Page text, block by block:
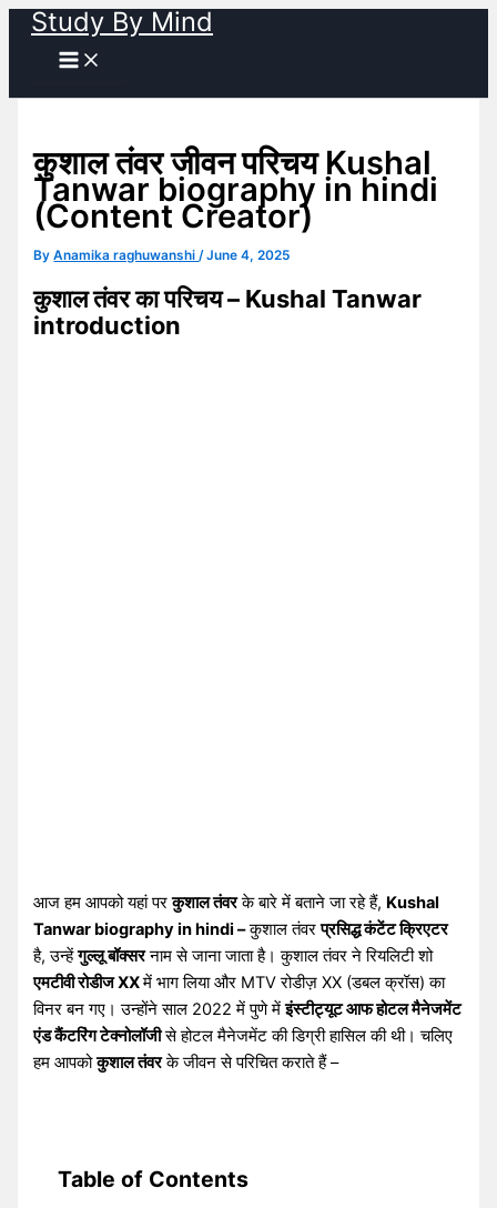
Skip
content
Study By Mind
कुशाल तंवर जीवन परिचय Kushal
Tanwar biography in hindi
(Content Creator)
ByAnamika raghuwanshi/June 4, 2025
कुशाल तंवर का परिचय – Kushal Tanwar
introduction
आज हम आपको यहां परकुशाल तंवरके बारे में बताने जा रहे हैं, Kushal
Tanwar biography in hindi –कुशाल तंवरप्रसिद्ध कंटेंट क्रिएटर
है, उन्हेंगुल्लू बॉक्सरनाम से जाना जाता है। कुशाल तंवर ने रियलिटी शो
एमटीवी रोडीज XXमें भाग लिया और MTV रोडीज़ XX (डबल क्रॉस) का
विनर बन गए। उन्होंने साल 2022 में पुणे मेंइंस्टीट्यूट आफ होटल मैनेजमेंट
एंड कैंटरिंग टेक्नोलॉजीसे होटल मैनेजमेंट की डिग्री हासिल की थी। चलिए
हम आपकोकुशाल तंवरके जीवन से परिचित कराते हैं –
Table of Contents